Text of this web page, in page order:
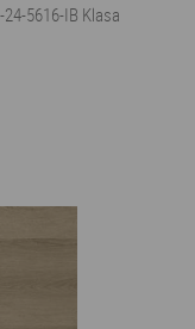
5616-IB Klasa